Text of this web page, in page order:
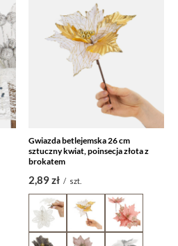
Gwiazda betlejemska 26 cm
sztuczny kwiat, poinsecja złota z
brokatem
2,89 zł / szt.